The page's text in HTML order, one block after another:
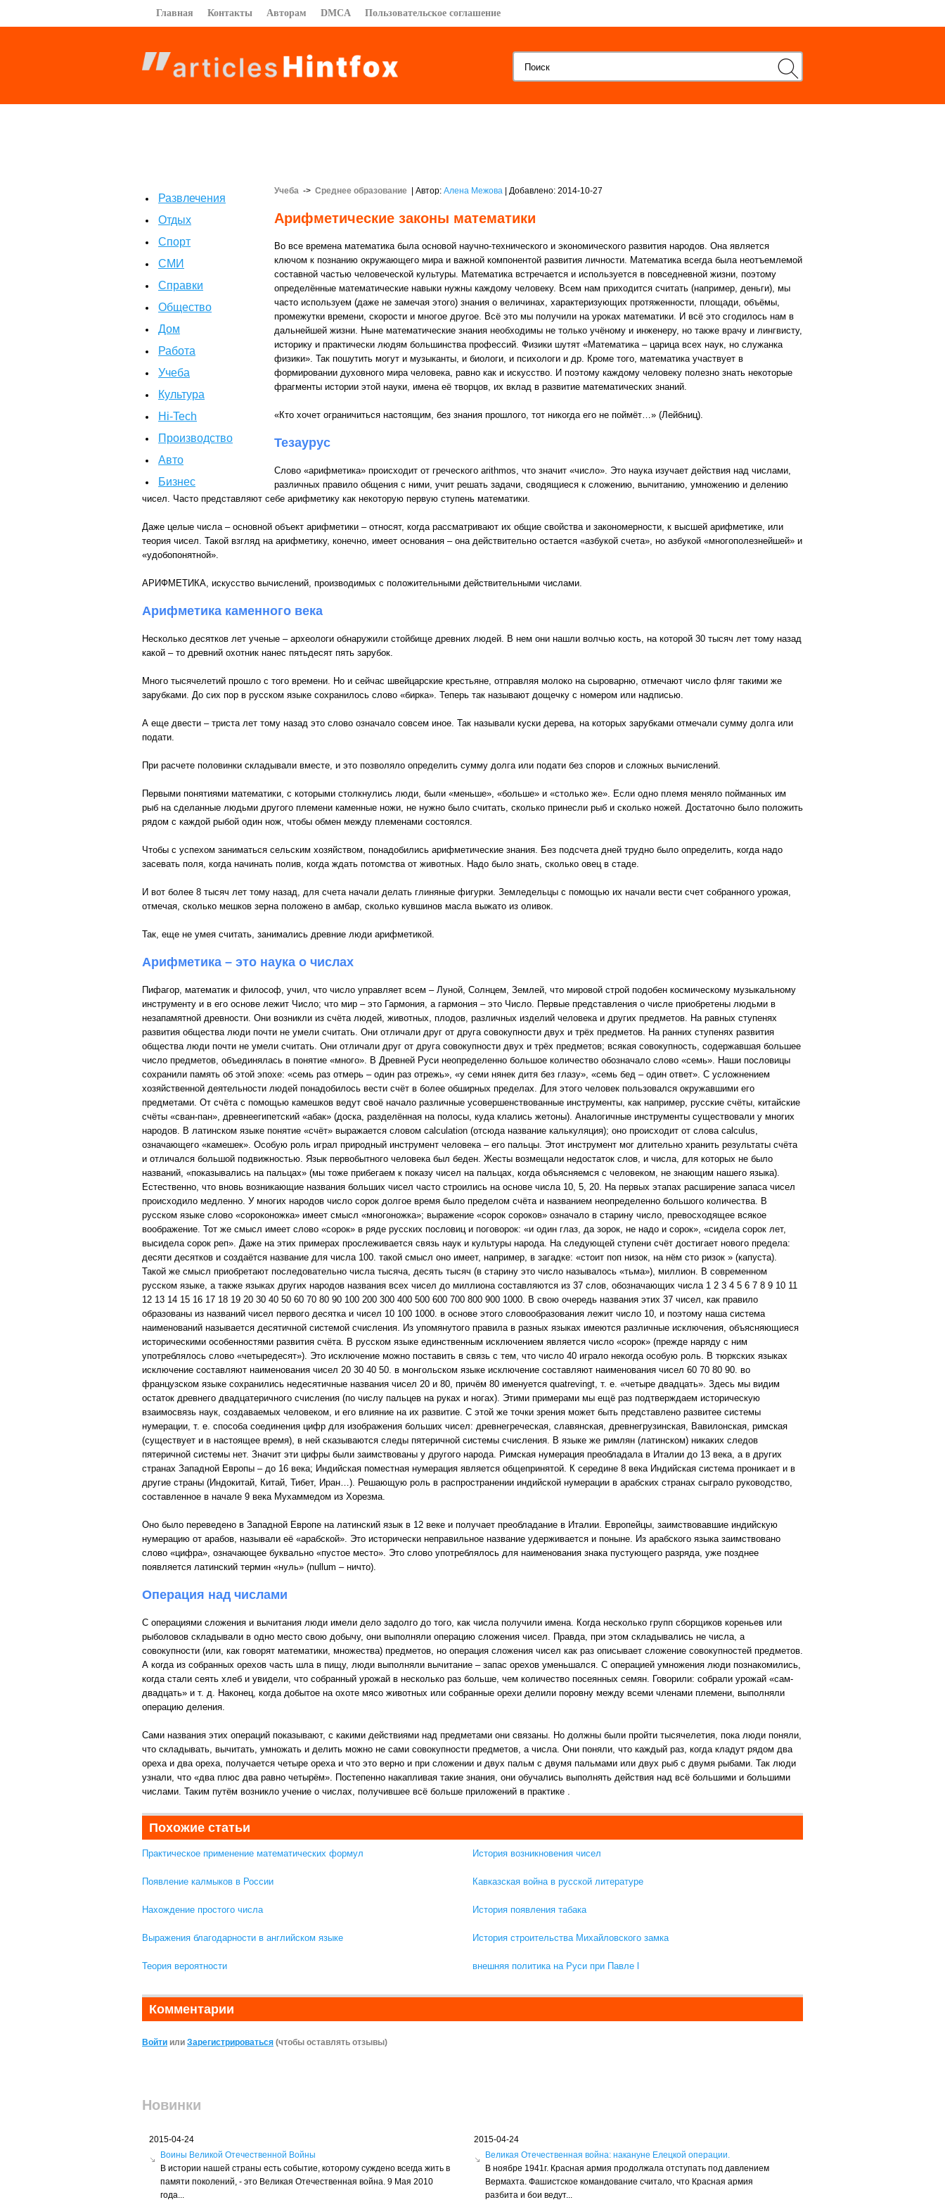
Главная Контакты Авторам DMCA Пользовательское соглашение
Развлечения
Отдых
Спорт
СМИ
Справки
Общество
Дом
Работа
Учеба
Культура
Hi-Tech
Производство
Авто
Бизнес
Учеба -> Среднее образование | Автор: Алена Межова | Добавлено: 2014-10-27
Арифметические законы математики
Во все времена математика была основой научно-технического и экономического развития народов. Она является
ключом к познанию окружающего мира и важной компонентой развития личности. Математика всегда была неотъемлемой
составной частью человеческой культуры. Математика встречается и используется в повседневной жизни, поэтому
определённые математические навыки нужны каждому человеку. Всем нам приходится считать (например, деньги), мы
часто используем (даже не замечая этого) знания о величинах, характеризующих протяженности, площади, объёмы,
промежутки времени, скорости и многое другое. Всё это мы получили на уроках математики. И всё это сгодилось нам в
дальнейшей жизни. Ныне математические знания необходимы не только учёному и инженеру, но также врачу и лингвисту,
историку и практически людям большинства профессий. Физики шутят «Математика – царица всех наук, но служанка
физики». Так пошутить могут и музыканты, и биологи, и психологи и др. Кроме того, математика участвует в
формировании духовного мира человека, равно как и искусство. И поэтому каждому человеку полезно знать некоторые
фрагменты истории этой науки, имена её творцов, их вклад в развитие математических знаний.
«Кто хочет ограничиться настоящим, без знания прошлого, тот никогда его не поймёт…» (Лейбниц).
Тезаурус
Слово «арифметика» происходит от греческого arithmos, что значит «число». Это наука изучает действия над числами,
различных правило общения с ними, учит решать задачи, сводящиеся к сложению, вычитанию, умножению и делению
чисел. Часто представляют себе арифметику как некоторую первую ступень математики.
Даже целые числа – основной объект арифметики – относят, когда рассматривают их общие свойства и закономерности, к высшей арифметике, или
теория чисел. Такой взгляд на арифметику, конечно, имеет основания – она действительно остается «азбукой счета», но азбукой «многополезнейшей» и
«удобопонятной».
АРИФМЕТИКА, искусство вычислений, производимых с положительными действительными числами.
Арифметика каменного века
Несколько десятков лет ученые – археологи обнаружили стойбище древних людей. В нем они нашли волчью кость, на которой 30 тысяч лет тому назад
какой – то древний охотник нанес пятьдесят пять зарубок.
Много тысячелетий прошло с того времени. Но и сейчас швейцарские крестьяне, отправляя молоко на сыроварню, отмечают число фляг такими же
зарубками. До сих пор в русском языке сохранилось слово «бирка». Теперь так называют дощечку с номером или надписью.
А еще двести – триста лет тому назад это слово означало совсем иное. Так называли куски дерева, на которых зарубками отмечали сумму долга или
подати.
При расчете половинки складывали вместе, и это позволяло определить сумму долга или подати без споров и сложных вычислений.
Первыми понятиями математики, с которыми столкнулись люди, были «меньше», «больше» и «столько же». Если одно племя меняло пойманных им
рыб на сделанные людьми другого племени каменные ножи, не нужно было считать, сколько принесли рыб и сколько ножей. Достаточно было положить
рядом с каждой рыбой один нож, чтобы обмен между племенами состоялся.
Чтобы с успехом заниматься сельским хозяйством, понадобились арифметические знания. Без подсчета дней трудно было определить, когда надо
засевать поля, когда начинать полив, когда ждать потомства от животных. Надо было знать, сколько овец в стаде.
И вот более 8 тысяч лет тому назад, для счета начали делать глиняные фигурки. Земледельцы с помощью их начали вести счет собранного урожая,
отмечая, сколько мешков зерна положено в амбар, сколько кувшинов масла выжато из оливок.
Так, еще не умея считать, занимались древние люди арифметикой.
Арифметика – это наука о числах
Пифагор, математик и философ, учил, что число управляет всем – Луной, Солнцем, Землей, что мировой строй подобен космическому музыкальному
инструменту и в его основе лежит Число; что мир – это Гармония, а гармония – это Число. Первые представления о числе приобретены людьми в
незапамятной древности. Они возникли из счёта людей, животных, плодов, различных изделий человека и других предметов. На равных ступенях
развития общества люди почти не умели считать. Они отличали друг от друга совокупности двух и трёх предметов. На ранних ступенях развития
общества люди почти не умели считать. Они отличали друг от друга совокупности двух и трёх предметов; всякая совокупность, содержавшая большее
число предметов, объединялась в понятие «много». В Древней Руси неопределенно большое количество обозначало слово «семь». Наши пословицы
сохранили память об этой эпохе: «семь раз отмерь – один раз отрежь», «у семи нянек дитя без глазу», «семь бед – один ответ». С усложнением
хозяйственной деятельности людей понадобилось вести счёт в более обширных пределах. Для этого человек пользовался окружавшими его
предметами. От счёта с помощью камешков ведут своё начало различные усовершенствованные инструменты, как например, русские счёты, китайские
счёты «сван-пан», древнеегипетский «абак» (доска, разделённая на полосы, куда клались жетоны). Аналогичные инструменты существовали у многих
народов. В латинском языке понятие «счёт» выражается словом calculation (отсюда название калькуляция); оно происходит от слова calculus,
означающего «камешек». Особую роль играл природный инструмент человека – его пальцы. Этот инструмент мог длительно хранить результаты счёта
и отличался большой подвижностью. Язык первобытного человека был беден. Жесты возмещали недостаток слов, и числа, для которых не было
названий, «показывались на пальцах» (мы тоже прибегаем к показу чисел на пальцах, когда объясняемся с человеком, не знающим нашего языка).
Естественно, что вновь возникающие названия больших чисел часто строились на основе числа 10, 5, 20. На первых этапах расширение запаса чисел
происходило медленно. У многих народов число сорок долгое время было пределом счёта и названием неопределенно большого количества. В
русском языке слово «сороконожка» имеет смысл «многоножка»; выражение «сорок сороков» означало в старину число, превосходящее всякое
воображение. Тот же смысл имеет слово «сорок» в ряде русских пословиц и поговорок: «и один глаз, да зорок, не надо и сорок», «сидела сорок лет,
высидела сорок реп». Даже на этих примерах прослеживается связь наук и культуры народа. На следующей ступени счёт достигает нового предела:
десяти десятков и создаётся название для числа 100. такой смысл оно имеет, например, в загадке: «стоит поп низок, на нём сто ризок » (капуста).
Такой же смысл приобретают последовательно числа тысяча, десять тысяч (в старину это число называлось «тьма»), миллион. В современном
русском языке, а также языках других народов названия всех чисел до миллиона составляются из 37 слов, обозначающих числа 1 2 3 4 5 6 7 8 9 10 11
12 13 14 15 16 17 18 19 20 30 40 50 60 70 80 90 100 200 300 400 500 600 700 800 900 1000. В свою очередь названия этих 37 чисел, как правило
образованы из названий чисел первого десятка и чисел 10 100 1000. в основе этого словообразования лежит число 10, и поэтому наша система
наименований называется десятичной системой счисления. Из упомянутого правила в разных языках имеются различные исключения, объясняющиеся
историческими особенностями развития счёта. В русском языке единственным исключением является число «сорок» (прежде наряду с ним
употреблялось слово «четыредесят»). Это исключение можно поставить в связь с тем, что число 40 играло некогда особую роль. В тюркских языках
исключение составляют наименования чисел 20 30 40 50. в монгольском языке исключение составляют наименования чисел 60 70 80 90. во
французском языке сохранились недесятичные названия чисел 20 и 80, причём 80 именуется quatrevingt, т. е. «четыре двадцать». Здесь мы видим
остаток древнего двадцатеричного счисления (по числу пальцев на руках и ногах). Этими примерами мы ещё раз подтверждаем историческую
взаимосвязь наук, создаваемых человеком, и его влияние на их развитие. С этой же точки зрения может быть представлено развитее системы
нумерации, т. е. способа соединения цифр для изображения больших чисел: древнегреческая, славянская, древнегрузинская, Вавилонская, римская
(существует и в настоящее время), в ней сказываются следы пятеричной системы счисления. В языке же римлян (латинском) никаких следов
пятеричной системы нет. Значит эти цифры были заимствованы у другого народа. Римская нумерация преобладала в Италии до 13 века, а в других
странах Западной Европы – до 16 века; Индийская поместная нумерация является общепринятой. К середине 8 века Индийская система проникает и в
другие страны (Индокитай, Китай, Тибет, Иран…). Решающую роль в распространении индийской нумерации в арабских странах сыграло руководство,
составленное в начале 9 века Мухаммедом из Хорезма.
Оно было переведено в Западной Европе на латинский язык в 12 веке и получает преобладание в Италии. Европейцы, заимствовавшие индийскую
нумерацию от арабов, называли её «арабской». Это исторически неправильное название удерживается и поныне. Из арабского языка заимствовано
слово «цифра», означающее буквально «пустое место». Это слово употреблялось для наименования знака пустующего разряда, уже позднее
появляется латинский термин «нуль» (nullum – ничто).
Операция над числами
С операциями сложения и вычитания люди имели дело задолго до того, как числа получили имена. Когда несколько групп сборщиков кореньев или
рыболовов складывали в одно место свою добычу, они выполняли операцию сложения чисел. Правда, при этом складывались не числа, а
совокупности (или, как говорят математики, множества) предметов, но операция сложения чисел как раз описывает сложение совокупностей предметов.
А когда из собранных орехов часть шла в пищу, люди выполняли вычитание – запас орехов уменьшался. С операцией умножения люди познакомились,
когда стали сеять хлеб и увидели, что собранный урожай в несколько раз больше, чем количество посеянных семян. Говорили: собрали урожай «сам-
двадцать» и т. д. Наконец, когда добытое на охоте мясо животных или собранные орехи делили поровну между всеми членами племени, выполняли
операцию деления.
Сами названия этих операций показывают, с какими действиями над предметами они связаны. Но должны были пройти тысячелетия, пока люди поняли,
что складывать, вычитать, умножать и делить можно не сами совокупности предметов, а числа. Они поняли, что каждый раз, когда кладут рядом два
ореха и два ореха, получается четыре ореха и что это верно и при сложении и двух пальм с двумя пальмами или двух рыб с двумя рыбами. Так люди
узнали, что «два плюс два равно четырём». Постепенно накапливая такие знания, они обучались выполнять действия над всё большими и большими
числами. Таким путём возникло учение о числах, получившее всё больше приложений в практике .
Похожие статьи
Практическое применение математических формул
Появление калмыков в России
Нахождение простого числа
Выражения благодарности в английском языке
Теория вероятности
История возникновения чисел
Кавказская война в русской литературе
История появления табака
История строительства Михайловского замка
внешняя политика на Руси при Павле l
Комментарии
Войти или Зарегистрироваться (чтобы оставлять отзывы)
Новинки
2015-04-24
Воины Великой Отечественной Войны
В истории нашей страны есть событие, которому суждено всегда жить в
памяти поколений, - это Великая Отечественная война. 9 Мая 2010
года...
2015-04-24
Великая Отечественная война: накануне Елецкой операции.
В ноябре 1941г. Красная армия продолжала отступать под давлением
Вермахта. Фашистское командование считало, что Красная армия
разбита и бои ведут...